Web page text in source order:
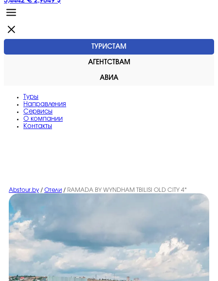
ТУРИСТАМ
АГЕНТСТВАМ
АВИА
Туры
Направления
Сервисы
O компании
Контакты
Abstour.by / Отели / RAMADA BY WYNDHAM TBILISI OLD CITY 4*